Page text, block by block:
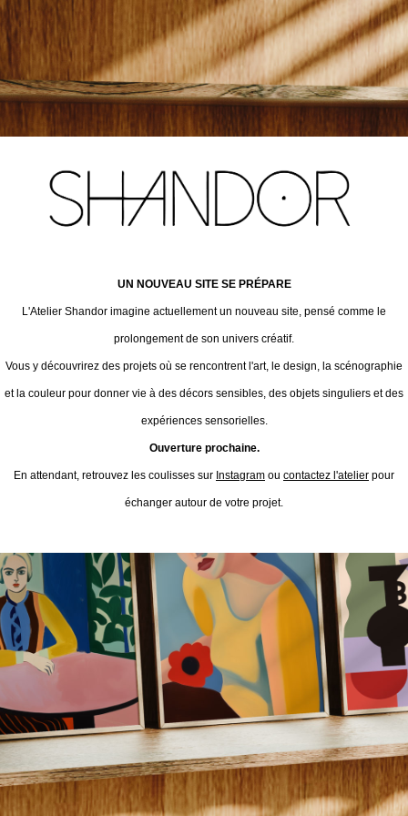
UN NOUVEAU SITE SE PRÉPARE
L'Atelier Shandor imagine actuellement un nouveau site, pensé comme le
prolongement de son univers créatif.
Vous y découvrirez des projets où se rencontrent l'art, le design, la scénographie
et la couleur pour donner vie à des décors sensibles, des objets singuliers et des
expériences sensorielles.
Ouverture prochaine.
En attendant, retrouvez les coulisses sur Instagram ou contactez l'atelier pour
échanger autour de votre projet.